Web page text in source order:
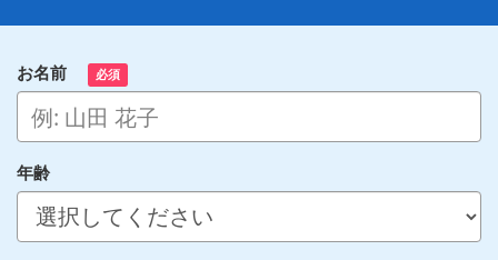
お名前 必須
年齢